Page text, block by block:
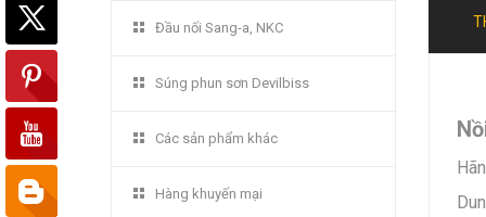
Đầu nối Sang-a, NKC
Súng phun sơn Devilbiss
Các sản phẩm khác
Hàng khuyến mại